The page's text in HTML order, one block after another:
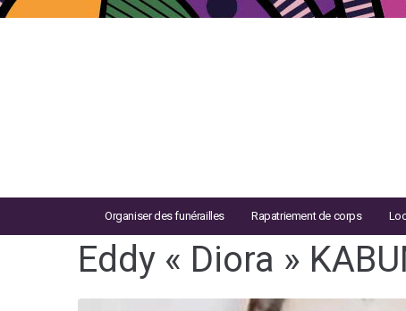
Organiser des funérailles Rapatriement de corps
Eddy « Diora »